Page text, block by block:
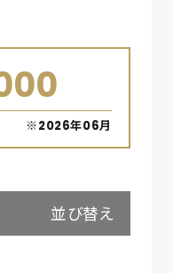
※2026年06月
並び替え